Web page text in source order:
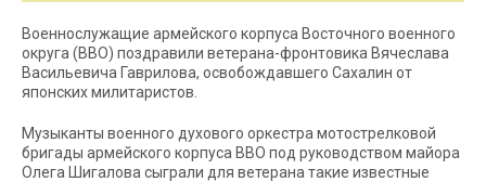
Военнослужащие армейского корпуса Восточного военного
округа (ВВО) поздравили ветерана-фронтовика Вячеслава
Васильевича Гаврилова, освобождавшего Сахалин от
японских милитаристов.
Музыканты военного духового оркестра мотострелковой
бригады армейского корпуса ВВО под руководством майора
Олега Шигалова сыграли для ветерана такие известные